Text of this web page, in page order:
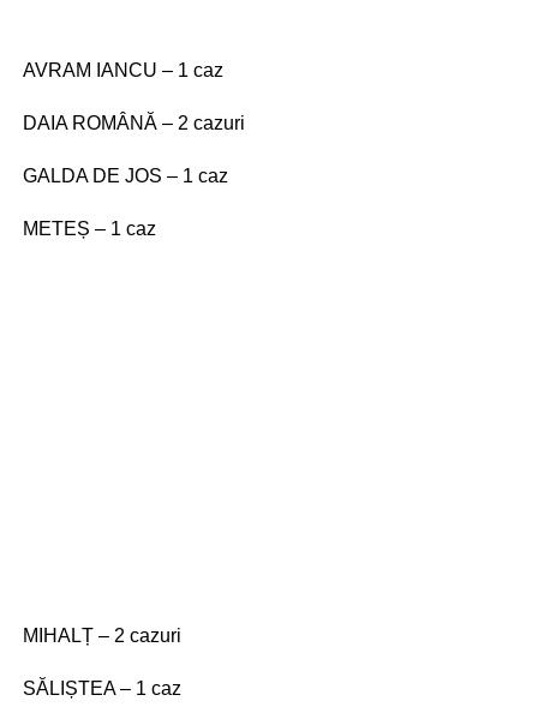
AVRAM IANCU – 1 caz
DAIA ROMÂNĂ – 2 cazuri
GALDA DE JOS – 1 caz
METEȘ – 1 caz
MIHALȚ – 2 cazuri
SĂLIȘTEA – 1 caz